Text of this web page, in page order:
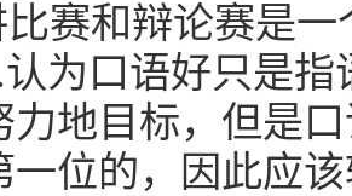
赛和辩论赛是
为口语好只是
力地目标，但是
一位的，因此应